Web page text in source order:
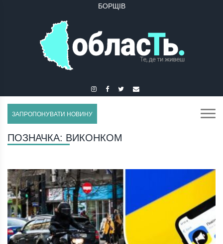
БОРЩІВ
ЗАПРОПОНУВАТИ НОВИНУ
ПОЗНАЧКА: ВИКОНКОМ